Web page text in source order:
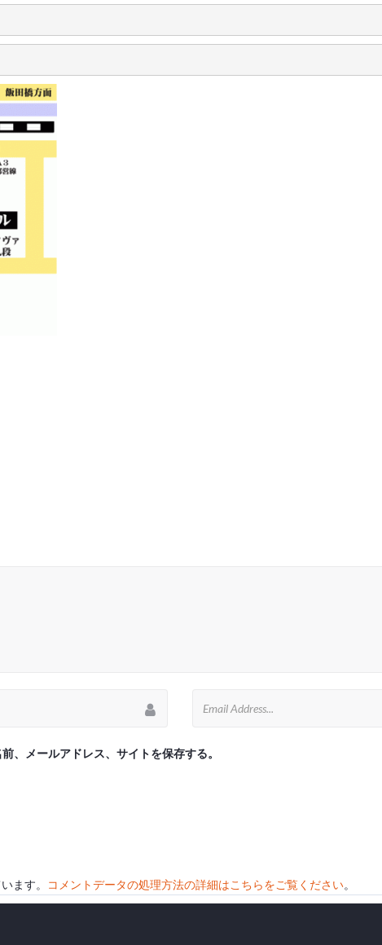
、メールアドレス、サイトを保存する。
ます。 コメントデータの処理方法の詳細はこちらをご覧ください。